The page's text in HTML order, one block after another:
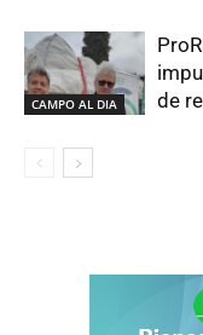
CAMPO AL DIA
de